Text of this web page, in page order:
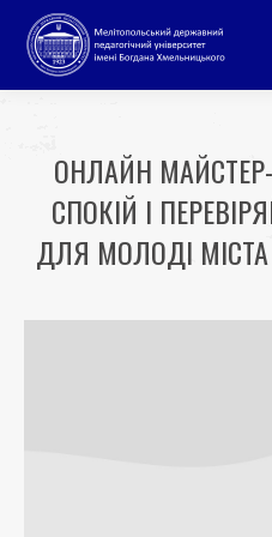
ОНЛАЙН МАЙСТЕР-
СПОКІЙ І
ДЛЯ МОЛОДІ МІСТА